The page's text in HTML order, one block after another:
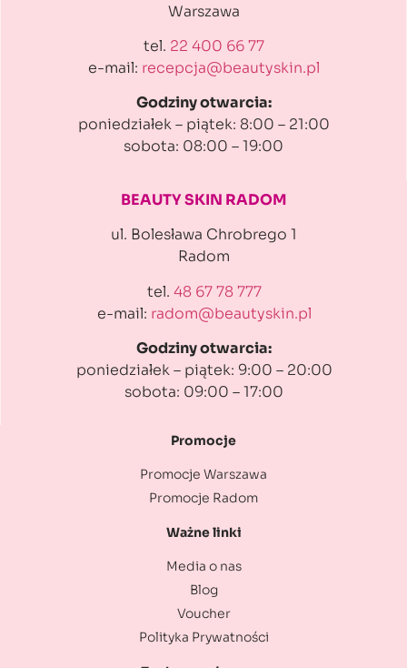
Warszawa
tel. 22 400 66 77
e-mail: recepcja@beautyskin.pl
Godziny otwarcia:
poniedziałek – piątek: 8:00 – 21:00
sobota: 08:00 – 19:00
BEAUTY SKIN RADOM
ul. Bolesława Chrobrego 1
Radom
tel. 48 67 78 777
e-mail: radom@beautyskin.pl
Godziny otwarcia:
poniedziałek – piątek: 9:00 – 20:00
sobota: 09:00 – 17:00
Promocje
Promocje Warszawa
Promocje Radom
Ważne linki
Media o nas
Blog
Voucher
Polityka Prywatności